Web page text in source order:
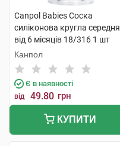
Canpol Babies Соска
силіконова кругла середня
від 6 місяців 18/316 1 шт
Канпол
Є в наявності
від 49.80 грн
КУПИТИ